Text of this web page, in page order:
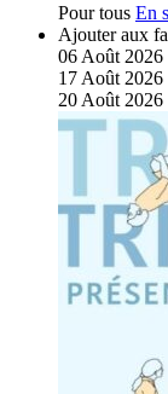
Pour tous En
Ajouter aux
06 Août 2026
17 Août 2026
20 Août 2026